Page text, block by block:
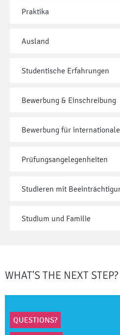
Praktika
Ausland
Studentische Erfahrungen
Bewerbung & Einschreibung
Bewerbung für
Prüfungsangelegenheiten
Studieren mit
Studium und Familie
WHAT'S THE NEXT STEP?
QUESTIONS?